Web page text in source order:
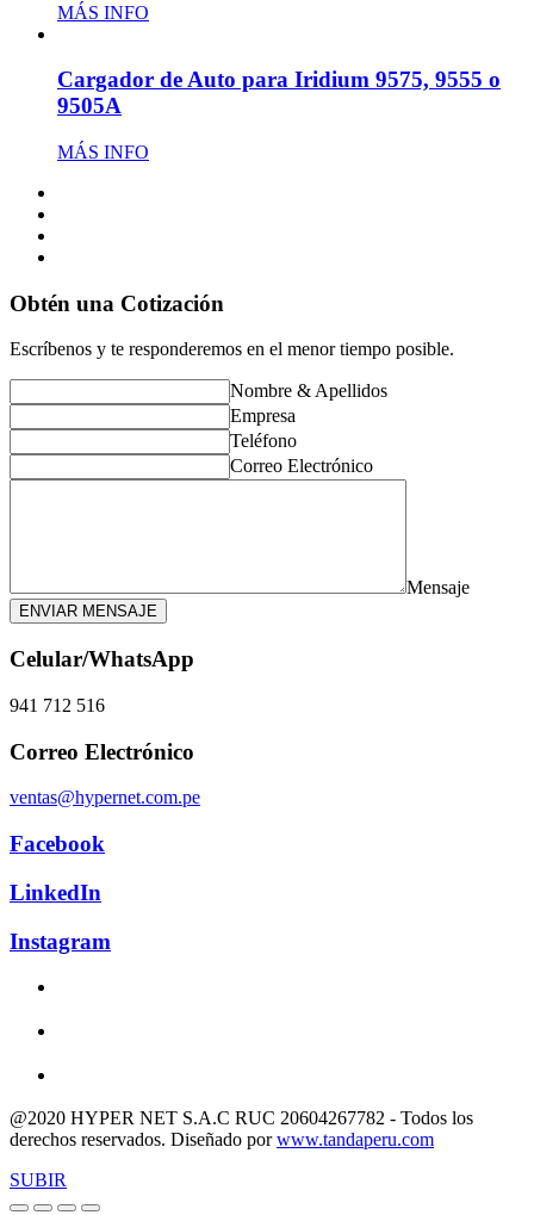
MÁS INFO
Cargador de Auto para Iridium 9575, 9555 o
9505A
MÁS INFO
Obtén una Cotización
Escríbenos y te responderemos en el menor tiempo posible.
Nombre & Apellidos
Empresa
Teléfono
Correo Electrónico
Mensaje
ENVIAR MENSAJE
Celular/WhatsApp
941 712 516
Correo Electrónico
ventas@hypernet.com.pe
Facebook
LinkedIn
Instagram
@2020 HYPER NET S.A.C RUC 20604267782 - Todos los
derechos reservados. Diseñado porwww.tandaperu.com
SUBIR